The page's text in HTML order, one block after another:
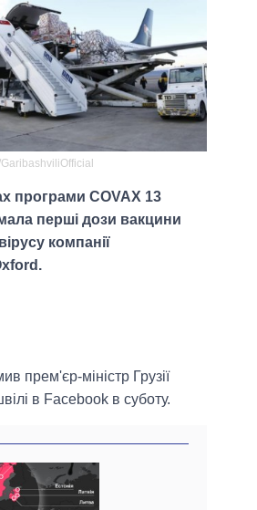
програми COVAX 13
перші дози вакцини
компанії
прем'єр-міністр Грузії
в Facebook в суботу.